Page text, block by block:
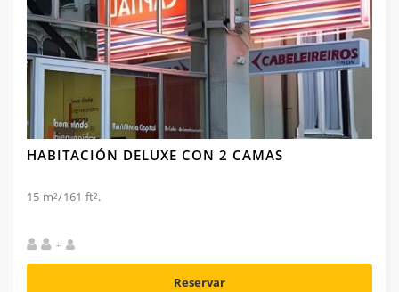
HABITACIÓN DELUXE CON 2 CAMAS
15 m²/161 ft².
+
Reservar